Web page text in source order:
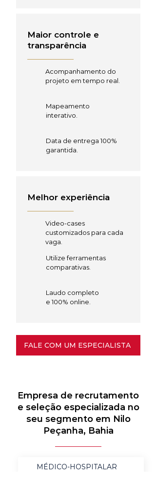
Maior controle e
transparência
Acompanhamento do
projeto em tempo real.
Mapeamento
interativo.
Data de entrega 100%
garantida.
Melhor experiência
Video-cases
customizados para cada
vaga.
Utilize ferramentas
comparativas.
Laudo completo
e 100% online.
FALE COM UM ESPECIALISTA
Empresa de recrutamento
e seleção especializada no
seu segmento em Nilo
Peçanha, Bahia
MÉDICO-HOSPITALAR